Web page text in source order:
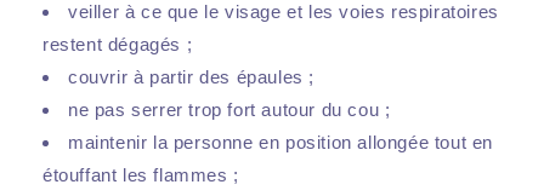
veiller à ce que le visage et les voies respiratoires
restent dégagés ;
couvrir à partir des épaules ;
ne pas serrer trop fort autour du cou ;
maintenir la personne en position allongée tout en
étouffant les flammes ;